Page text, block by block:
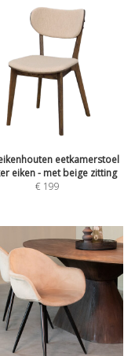
eetkamerstoel
eiken - met beige zitting
€ 199